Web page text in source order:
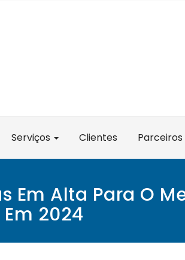
Serviços Clientes Parceiros
Em Alta Para O
2024